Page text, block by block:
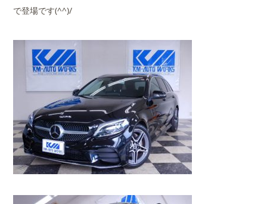
で登場です(^^)/